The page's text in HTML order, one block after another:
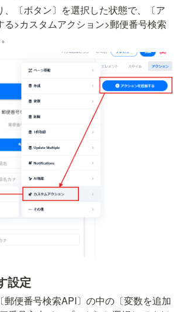
、〔ボタン〕を選択した状態で、〔ア
る>カスタムアクション>郵便番号検索
設定
郵便番号検索API〕の中の〔変数を追加